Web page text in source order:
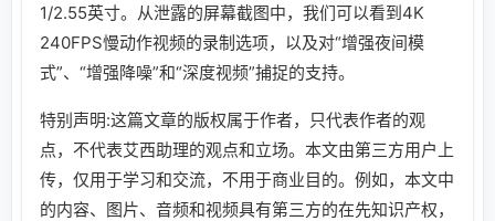
1/2.55英寸。从泄露的屏幕截图中，我们可以看到4K
240FPS慢动作视频的录制选项，以及对“增强夜间模
式”、“增强降噪”和“深度视频”捕捉的支持。
特别声明:这篇文章的版权属于作者，只代表作者的观
点，不代表艾西助理的观点和立场。本文由第三方用户上
传，仅用于学习和交流，不用于商业目的。例如，本文中
的内容、图片、音频和视频具有第三方的在先知识产权，